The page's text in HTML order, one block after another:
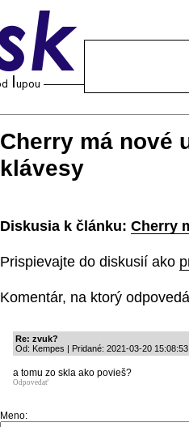
Cherry má nové
klávesy
Diskusia k článku: Cherry
Prispievajte do diskusií ako
Komentár, na ktorý
Re: zvuk?
Od: Kempes | Pridané: 2021-03-20 15:08:53
a tomu zo skla ako povieš?
Odpovedať
Meno: